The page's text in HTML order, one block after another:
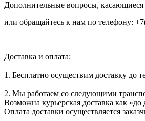
Дополнительные вопросы,
или обращайтесь к нам по телефону:
Доставка и оплата:
1. Бесплатно осуществим доставку до
2. Мы работаем со следующими
Возможна курьерская доставка как
Оплата доставки осуществляется